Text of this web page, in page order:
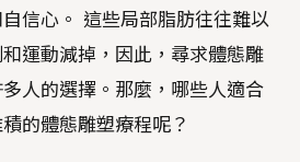
信心。 這些局部脂肪往往難以
運動減掉，因此，尋求體態雕
人的選擇。那麼，哪些人適合
的體態雕塑療程呢？